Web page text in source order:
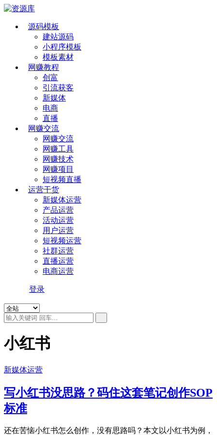
源码模板
建站源码
小程序模板
模板素材
网赚教程
创富
引流获客
新媒体
电商
直播
网赚交流
网赚交流
网赚工具
网赚技术
网赚项目
短视频直播
运营干货
新媒体运营
产品运营
活动运营
用户运营
短视频运营
社群运营
直播运营
电商运营
登录
小红书
新媒体运营
写小红书没思路？码住这套笔记创作SOP
标准
还在苦恼小红书怎么创作，没有思路吗？本文以小红书为例，